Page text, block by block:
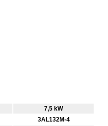
7,5 kW
3AL132M-4